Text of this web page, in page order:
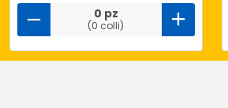
0 pz
(0 colli)